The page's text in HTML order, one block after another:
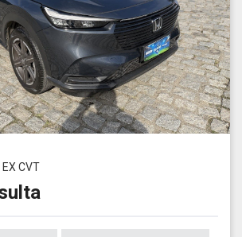
EX CVT